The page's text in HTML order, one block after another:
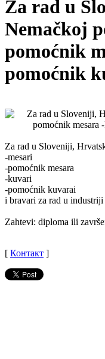
Za rad u
Nemačkoj
pomoćnik
pomoćnik
Za rad u Sloveniji,
-mesari
-pomoćnik mesara
-kuvari
-pomoćnik kuvarai
i bravari za rad u industriji
Zahtevi: diploma ili
[ Контакт ]